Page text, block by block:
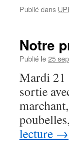
Publié dans
Notre
Publié le25
Mardi 21
sortie
lecture →